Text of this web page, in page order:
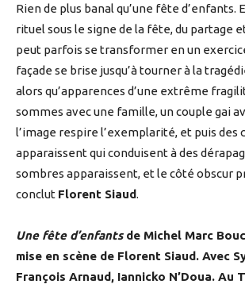
Rien de plus banal qu’une fête d’enfants.
rituel sous le signe de la fête, du partage
peut parfois se transformer en un
façade se brise jusqu’à tourner à la
alors qu’apparences d’une extrême
sommes avec une famille, un couple gai
l’image respire l’exemplarité, et puis des
apparaissent qui conduisent à des
sombres apparaissent, et le côté obscur
conclut Florent Siaud.
Une fête d’enfants de Michel Marc
mise en scène de Florent Siaud. Avec
François Arnaud, Iannicko N’Doua. Au